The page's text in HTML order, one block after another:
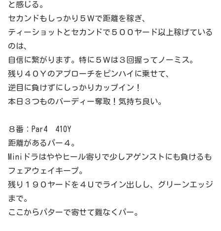
と感じる。
セカンドもしっかり５Ｗで距離を稼ぎ、
ティーショットとセカンドで５００ヤード以上稼げている
のは、
自信に繋がります。特に５Ｗは３回握ってノーミス。
残り４０Ｙのアプローチをピンハイに乗せて、
逆目に負けずにしっかりカップイン！
本日３つものバーディー奪取！気持ち良い。
８番：Par4 410Y
距離があるパー４。
Miniドラはややヒール寄りで少しアゲンストにも負けるも
フェアウェイキープ。
残り１９０ヤードを４Ｕでライン出しし、グリーンエッジ
まで。
ここからパターで寄せて難なくパー。